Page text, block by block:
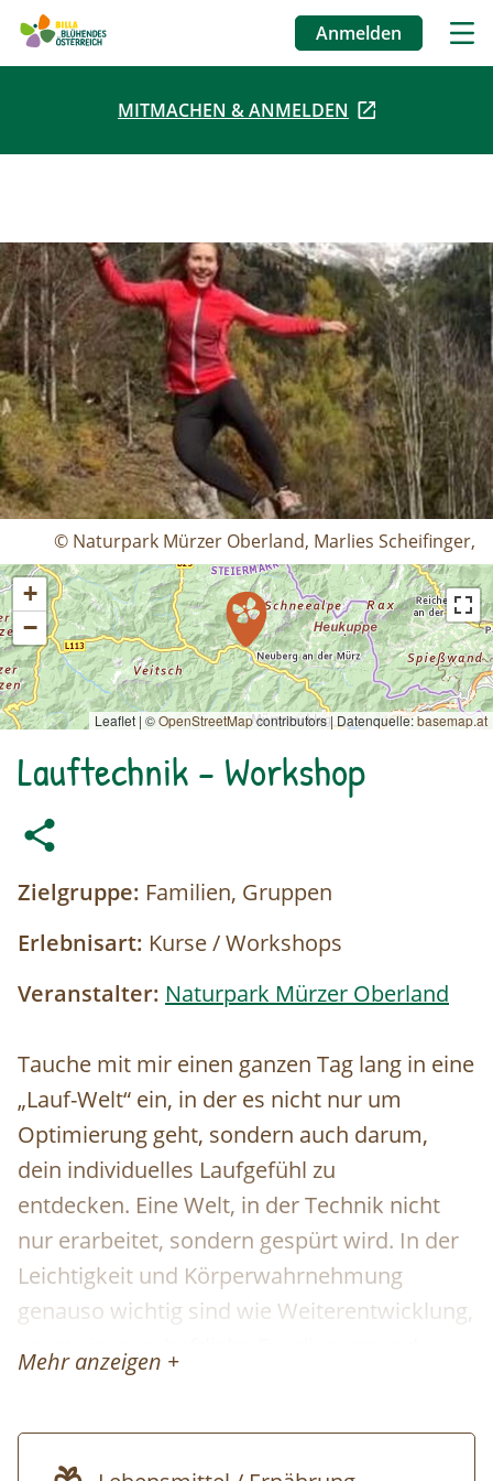
Direkt
Benutzermenü
Anmelden
MITMACHEN & ANMELDEN
© Naturpark Mürzer Oberland, Marlies Scheifinger,
+
−
Leaflet | ©OpenStreetMapcontributors| Datenquelle:basemap.at
Lauftechnik - Workshop
Zielgruppe: Familien, Gruppen
Erlebnisart: Kurse / Workshops
Veranstalter: Naturpark Mürzer Oberland
Tauche mit mir einen ganzen Tag lang in eine
„Lauf-Welt“ ein, in der es nicht nur um
Optimierung geht, sondern auch darum,
dein individuelles Laufgefühl zu
entdecken. Eine Welt, in der Technik nicht
nur erarbeitet, sondern gespürt wird. In der
Leichtigkeit und Körperwahrnehmung
genauso wichtig sind wie Weiterentwicklung,
sportwissenschaftliche Fundierung und
Verletzungsprophylaxe.
Mehr anzeigen +